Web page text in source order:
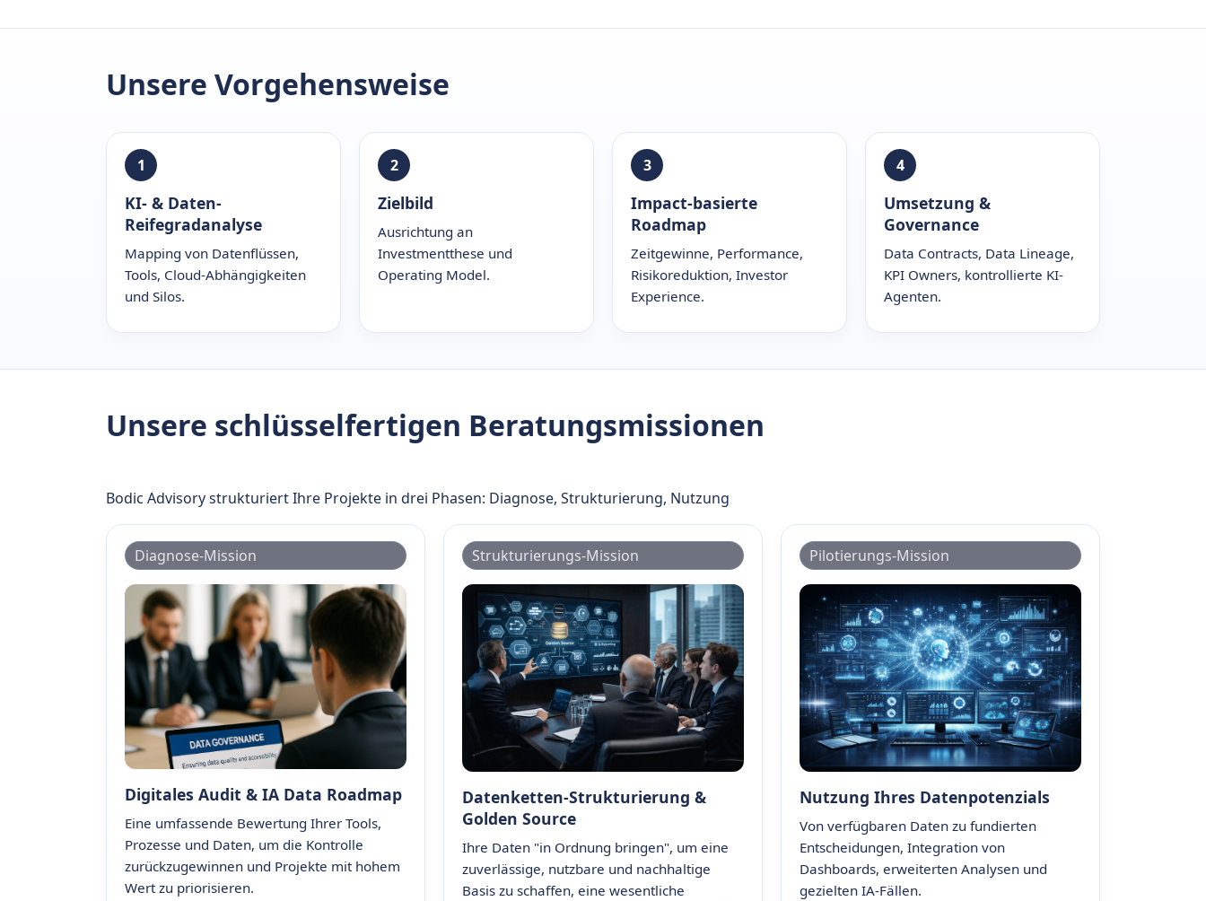
Unsere Vorgehensweise
1
KI- & Daten-
Reifegradanalyse
Mapping von Datenflüssen,
Tools, Cloud-Abhängigkeiten
und Silos.
2
Zielbild
Ausrichtung an
Investmentthese und
Operating Model.
3
Impact-basierte
Roadmap
Zeitgewinne, Performance,
Risikoreduktion, Investor
Experience.
4
Umsetzung &
Governance
Data Contracts, Data Lineage,
KPI Owners, kontrollierte KI-
Agenten.
Unsere schlüsselfertigen Beratungsmissionen
Bodic Advisory strukturiert Ihre Projekte in drei Phasen: Diagnose, Strukturierung, Nutzung
Diagnose-Mission
Digitales Audit & IA Data Roadmap
Eine umfassende Bewertung Ihrer Tools,
Prozesse und Daten, um die Kontrolle
zurückzugewinnen und Projekte mit hohem
Wert zu priorisieren.
Strukturierungs-Mission
Datenketten-Strukturierung &
Golden Source
Ihre Daten "in Ordnung bringen", um eine
zuverlässige, nutzbare und nachhaltige
Basis zu schaffen, eine wesentliche
Pilotierungs-Mission
Nutzung Ihres Datenpotenzials
Von verfügbaren Daten zu fundierten
Entscheidungen, Integration von
Dashboards, erweiterten Analysen und
gezielten IA-Fällen.